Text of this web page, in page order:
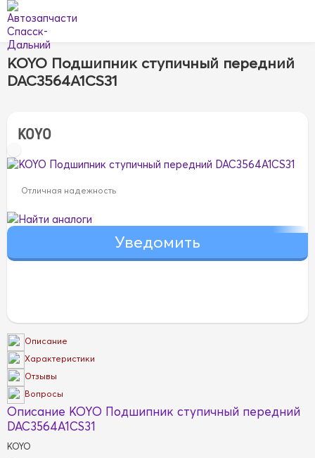
KOYO Подшипник ступичный передний
DAC3564A1CS31
KOYO
Отличная надежность
Найти аналоги
Описание
Характеристики
Отзывы
Вопросы
Описание KOYO Подшипник ступичный передний
DAC3564A1CS31
KOYO